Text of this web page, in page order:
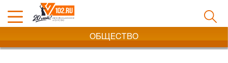
ОБЩЕСТВО